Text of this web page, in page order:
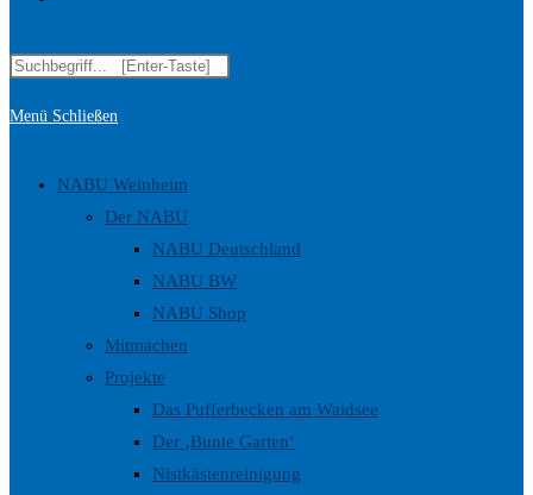
Suche
Diese
durchsuchen
Menü Schließen
NABU Weinheim
Der NABU
NABU Deutschland
NABU BW
NABU Shop
Mitmachen
Projekte
Das Pufferbecken am Waidsee
Der ‚Bunte Garten‘
Nistkästenreinigung